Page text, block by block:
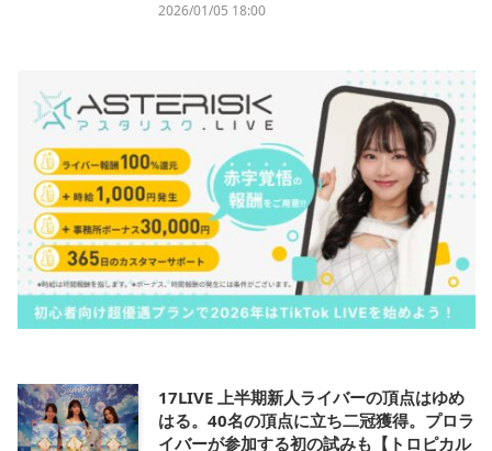
2026/01/05 18:00
17LIVE 上半期新人ライバーの頂点はゆめ
はる。40名の頂点に立ち二冠獲得。プロラ
イバーが参加する初の試みも【トロピカル